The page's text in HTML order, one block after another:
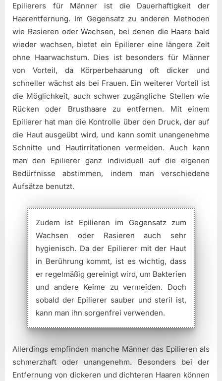
Epilierers für Männer ist die Dauerhaftigkeit der
Haarentfernung. Im Gegensatz zu anderen Methoden
wie Rasieren oder Wachsen, bei denen die Haare bald
wieder wachsen, bietet ein Epilierer eine längere Zeit
ohne Haarwachstum. Dies ist besonders für Männer
von Vorteil, da Körperbehaarung oft dicker und
schneller wächst als bei Frauen. Ein weiterer Vorteil ist
die Möglichkeit, auch schwer zugängliche Stellen wie
Rücken oder Brusthaare zu entfernen. Mit einem
Epilierer hat man die Kontrolle über den Druck, der auf
die Haut ausgeübt wird, und kann somit unangenehme
Schnitte und Hautirritationen vermeiden. Auch kann
man den Epilierer ganz individuell auf die eigenen
Bedürfnisse abstimmen, indem man verschiedene
Aufsätze benutzt.
Zudem ist Epilieren im Gegensatz zum
Wachsen oder Rasieren auch sehr
hygienisch. Da der Epilierer mit der Haut
in Berührung kommt, ist es wichtig, dass
er regelmäßig gereinigt wird, um Bakterien
und andere Keime zu vermeiden. Doch
sobald der Epilierer sauber und steril ist,
kann man ihn sorgenfrei verwenden.
Allerdings empfinden manche Männer das Epilieren als
schmerzhaft oder unangenehm. Besonders bei der
Entfernung von dickeren und dichteren Haaren können